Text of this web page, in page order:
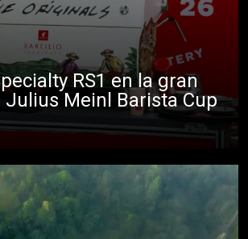
RS1 en la gran
Julius Meinl Barista Cup